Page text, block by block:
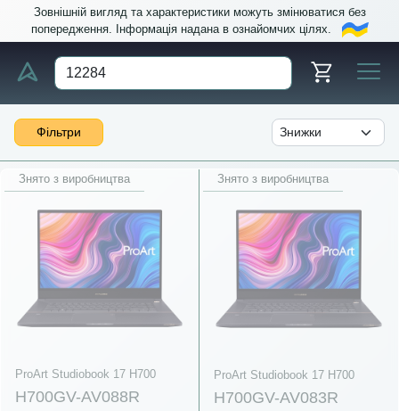
Зовнішній вигляд та характеристики можуть змінюватися без
попередження. Інформація надана в ознайомчих цілях.
Фільтри
Знято з виробництва
ProArt Studiobook 17 H700
H700GV-AV088R
Знято з виробництва
ProArt Studiobook 17 H700
H700GV-AV083R